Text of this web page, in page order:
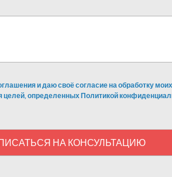
и даю своё согласие на обработку
определенных Политикой
НА КОНСУЛЬТАЦИЮ